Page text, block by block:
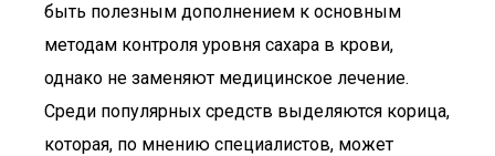
быть полезным дополнением к основным
методам контроля уровня сахара в крови,
однако не заменяют медицинское лечение.
Среди популярных средств выделяются корица,
которая, по мнению специалистов, может